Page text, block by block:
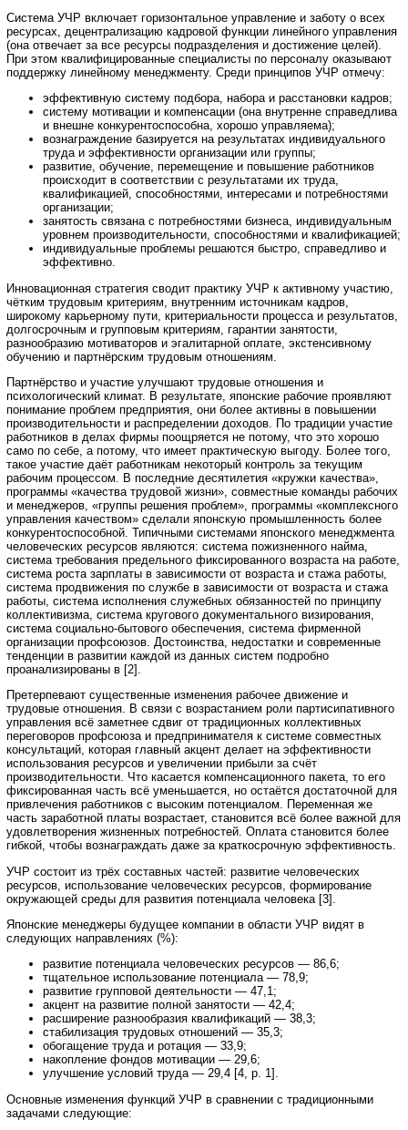
Система УЧР включает горизонтальное управление и заботу о всех
ресурсах, децентрализацию кадровой функции линейного управления
(она отвечает за все ресурсы подразделения и достижение целей).
При этом квалифицированные специалисты по персоналу оказывают
поддержку линейному менеджменту. Среди принципов УЧР отмечу:
эффективную систему подбора, набора и расстановки кадров;
систему мотивации и компенсации (она внутренне справедлива
и внешне конкурентоспособна, хорошо управляема);
вознаграждение базируется на результатах индивидуального
труда и эффективности организации или группы;
развитие, обучение, перемещение и повышение работников
происходит в соответствии с результатами их труда,
квалификацией, способностями, интересами и потребностями
организации;
занятость связана с потребностями бизнеса, индивидуальным
уровнем производительности, способностями и квалификацией;
индивидуальные проблемы решаются быстро, справедливо и
эффективно.
Инновационная стратегия сводит практику УЧР к активному участию,
чётким трудовым критериям, внутренним источникам кадров,
широкому карьерному пути, критериальности процесса и результатов,
долгосрочным и групповым критериям, гарантии занятости,
разнообразию мотиваторов и эгалитарной оплате, экстенсивному
обучению и партнёрским трудовым отношениям.
Партнёрство и участие улучшают трудовые отношения и
психологический климат. В результате, японские рабочие проявляют
понимание проблем предприятия, они более активны в повышении
производительности и распределении доходов. По традиции участие
работников в делах фирмы поощряется не потому, что это хорошо
само по себе, а потому, что имеет практическую выгоду. Более того,
такое участие даёт работникам некоторый контроль за текущим
рабочим процессом. В последние десятилетия «кружки качества»,
программы «качества трудовой жизни», совместные команды рабочих
и менеджеров, «группы решения проблем», программы «комплексного
управления качеством» сделали японскую промышленность более
конкурентоспособной. Типичными системами японского менеджмента
человеческих ресурсов являются: система пожизненного найма,
система требования предельного фиксированного возраста на работе,
система роста зарплаты в зависимости от возраста и стажа работы,
система продвижения по службе в зависимости от возраста и стажа
работы, система исполнения служебных обязанностей по принципу
коллективизма, система кругового документального визирования,
система социально-бытового обеспечения, система фирменной
организации профсоюзов. Достоинства, недостатки и современные
тенденции в развитии каждой из данных систем подробно
проанализированы в [2].
Претерпевают существенные изменения рабочее движение и
трудовые отношения. В связи с возрастанием роли партисипативного
управления всё заметнее сдвиг от традиционных коллективных
переговоров профсоюза и предпринимателя к системе совместных
консультаций, которая главный акцент делает на эффективности
использования ресурсов и увеличении прибыли за счёт
производительности. Что касается компенсационного пакета, то его
фиксированная часть всё уменьшается, но остаётся достаточной для
привлечения работников с высоким потенциалом. Переменная же
часть заработной платы возрастает, становится всё более важной для
удовлетворения жизненных потребностей. Оплата становится более
гибкой, чтобы вознаграждать даже за краткосрочную эффективность.
УЧР состоит из трёх составных частей: развитие человеческих
ресурсов, использование человеческих ресурсов, формирование
окружающей среды для развития потенциала человека [3].
Японские менеджеры будущее компании в области УЧР видят в
следующих направлениях (%):
развитие потенциала человеческих ресурсов — 86,6;
тщательное использование потенциала — 78,9;
развитие групповой деятельности — 47,1;
акцент на развитие полной занятости — 42,4;
расширение разнообразия квалификаций — 38,3;
стабилизация трудовых отношений — 35,3;
обогащение труда и ротация — 33,9;
накопление фондов мотивации — 29,6;
улучшение условий труда — 29,4 [4, p. 1].
Основные изменения функций УЧР в сравнении с традиционными
задачами следующие: